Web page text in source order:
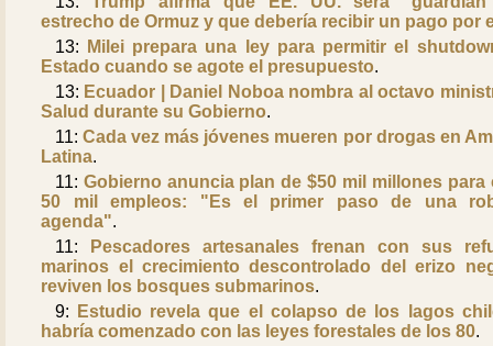
estrecho de Ormuz y que debería recibir un pago por
13:
Milei prepara una ley para permitir el
Estado cuando se agote el presupuesto.
13: Ecuador | Daniel Noboa nombra al octavo
Salud durante su Gobierno.
11: Cada vez más jóvenes mueren por drogas en
Latina.
11: Gobierno anuncia plan de $50 mil millones para
50 mil empleos: "Es el primer paso de una
agenda".
11:
Pescadores artesanales frenan con sus
marinos el crecimiento descontrolado del erizo
reviven los bosques submarinos.
9:
Estudio revela que el colapso de los lagos
habría comenzado con las leyes forestales de los 80.